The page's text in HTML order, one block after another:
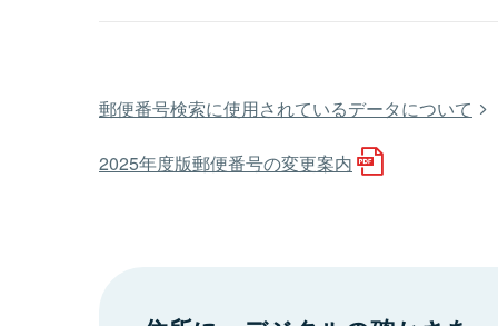
郵便番号検索に使用されているデータについて
2025年度版郵便番号の変更案内